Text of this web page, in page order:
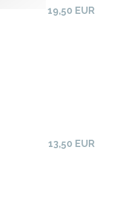
19,50 EUR
13,50 EUR